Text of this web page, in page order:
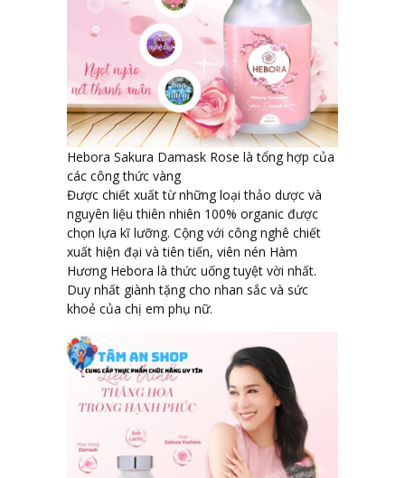
Hebora Sakura Damask Rose là tổng hợp của
các công thức vàng
Được chiết xuất từ những loại thảo dược và
nguyên liệu thiên nhiên 100% organic được
chọn lựa kĩ lưỡng. Cộng với công nghê chiết
xuất hiện đại và tiên tiến, viên nén Hàm
Hương Hebora là thức uống tuyệt vời nhất.
Duy nhất giành tặng cho nhan sắc và sức
khoẻ của chị em phụ nữ.